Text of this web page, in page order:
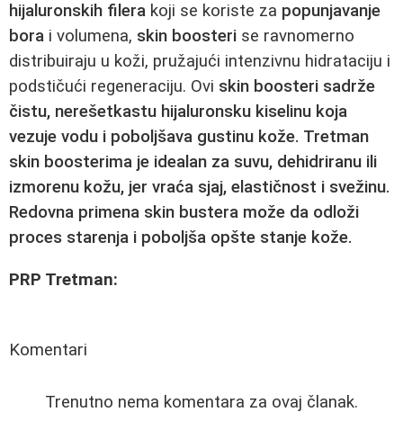
hijaluronskih filera koji se koriste za popunjavanje
bora i volumena, skin boosteri se ravnomerno
distribuiraju u koži, pružajući intenzivnu hidrataciju i
podstičući regeneraciju. Ovi skin boosteri sadrže
čistu, nerešetkastu hijaluronsku kiselinu koja
vezuje vodu i poboljšava gustinu kože. Tretman
skin boosterima je idealan za suvu, dehidriranu ili
izmorenu kožu, jer vraća sjaj, elastičnost i svežinu.
Redovna primena skin bustera može da odloži
proces starenja i poboljša opšte stanje kože.
PRP Tretman:
Komentari
Trenutno nema komentara za ovaj članak.